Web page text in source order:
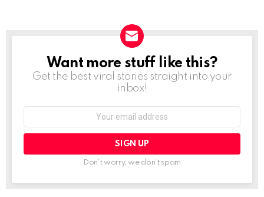
NEWSLETTER
Want more stuff like this?
Get the best viral stories straight into your
inbox!
Don't worry, we don't spam